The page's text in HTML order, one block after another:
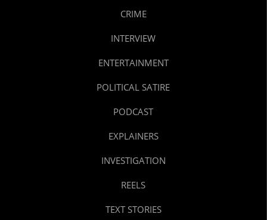
CRIME
INTERVIEW
ENTERTAINMENT
POLITICAL SATIRE
PODCAST
EXPLAINERS
INVESTIGATION
REELS
TEXT STORIES